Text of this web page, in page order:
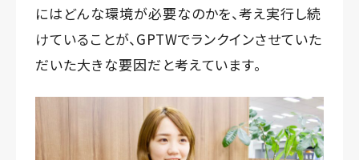
にはどんな環境が必要なのかを、考え実行し続
けていることが、GPTWでランクインさせていた
だいた大きな要因だと考えています。